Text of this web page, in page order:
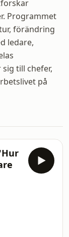
Programmet
förändring
ledare,
till chefer,
på